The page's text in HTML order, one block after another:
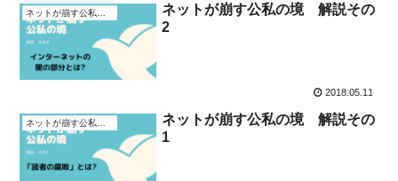
ネットが崩す公私の境
ネットが崩す公私の境 解説その
2
2018.05.11
ネットが崩す公私の境 解説その
1